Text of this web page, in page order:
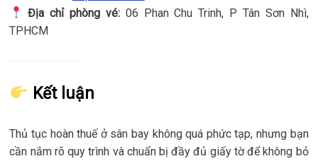
Địa chỉ phòng vé:06 Phan Chu Trinh, P Tân Sơn Nhì,
TPHCM
Kết luận
Thủ tục hoàn thuế ở sân bay không quá phức tạp, nhưng bạn
cần nắm rõ quy trình và chuẩn bị đầy đủ giấy tờ để không bỏ